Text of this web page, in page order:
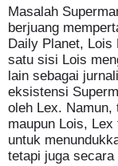
Masalah
berjuang
Daily Planet, Lois
satu sisi Lois
lain sebagai
eksistensi
oleh Lex. Namun,
maupun Lois,
untuk
tetapi juga